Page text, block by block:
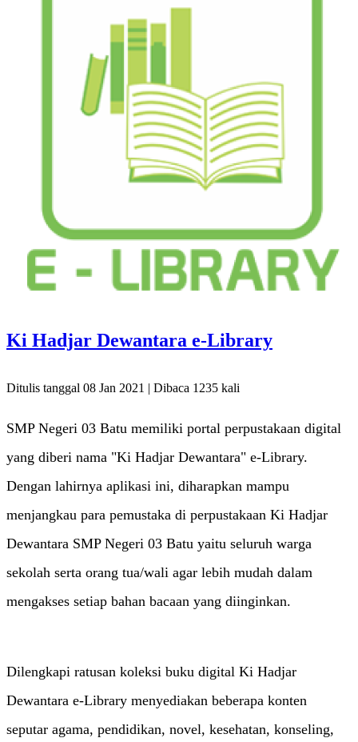
Ki Hadjar Dewantara e-Library
Ditulis tanggal 08 Jan 2021 | Dibaca 1235 kali
SMP Negeri 03 Batu memiliki portal perpustakaan digital
yang diberi nama "Ki Hadjar Dewantara" e-Library.
Dengan lahirnya aplikasi ini, diharapkan mampu
menjangkau para pemustaka di perpustakaan Ki Hadjar
Dewantara SMP Negeri 03 Batu yaitu seluruh warga
sekolah serta orang tua/wali agar lebih mudah dalam
mengakses setiap bahan bacaan yang diinginkan.
Dilengkapi ratusan koleksi buku digital Ki Hadjar
Dewantara e-Library menyediakan beberapa konten
seputar agama, pendidikan, novel, kesehatan, konseling,